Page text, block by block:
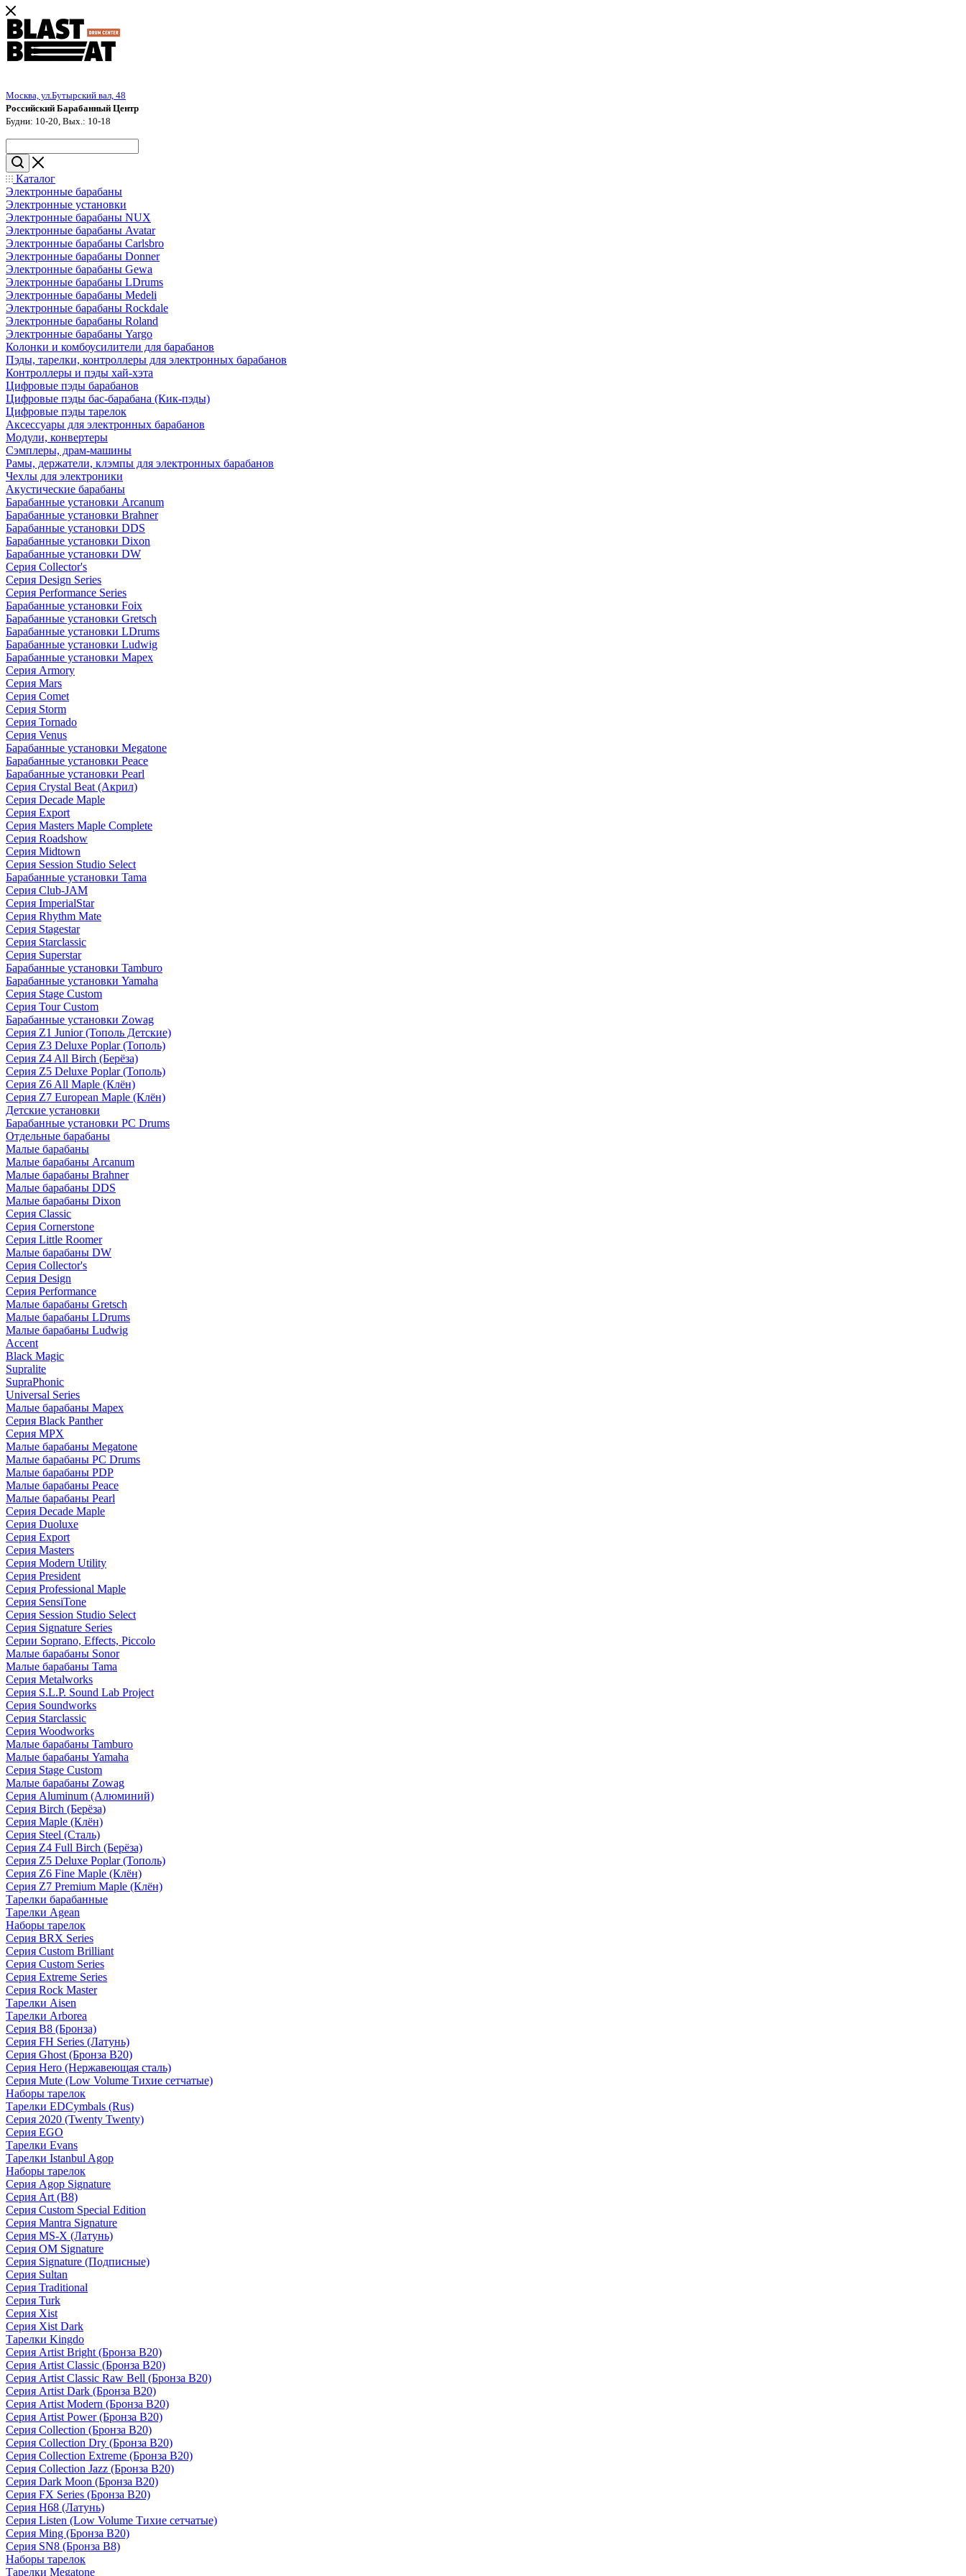
Москва, ул.Бутырский вал, 48
Российский Барабанный Центр
Будни: 10-20, Вых.: 10-18
Каталог
Электронные барабаны
Электронные установки
Электронные барабаны NUX
Электронные барабаны Avatar
Электронные барабаны Carlsbro
Электронные барабаны Donner
Электронные барабаны Gewa
Электронные барабаны LDrums
Электронные барабаны Medeli
Электронные барабаны Rockdale
Электронные барабаны Roland
Электронные барабаны Yargo
Колонки и комбоусилители для барабанов
Пэды, тарелки, контроллеры для электронных барабанов
Контроллеры и пэды хай-хэта
Цифровые пэды барабанов
Цифровые пэды бас-барабана (Кик-пэды)
Цифровые пэды тарелок
Аксессуары для электронных барабанов
Модули, конвертеры
Сэмплеры, драм-машины
Рамы, держатели, клэмпы для электронных барабанов
Чехлы для электроники
Акустические барабаны
Барабанные установки Arcanum
Барабанные установки Brahner
Барабанные установки DDS
Барабанные установки Dixon
Барабанные установки DW
Серия Collector's
Серия Design Series
Серия Performance Series
Барабанные установки Foix
Барабанные установки Gretsch
Барабанные установки LDrums
Барабанные установки Ludwig
Барабанные установки Mapex
Серия Armory
Серия Mars
Серия Comet
Серия Storm
Серия Tornado
Серия Venus
Барабанные установки Megatone
Барабанные установки Peace
Барабанные установки Pearl
Серия Crystal Beat (Акрил)
Серия Decade Maple
Серия Export
Серия Masters Maple Complete
Серия Roadshow
Серия Midtown
Серия Session Studio Select
Барабанные установки Tama
Серия Club-JAM
Серия ImperialStar
Серия Rhythm Mate
Серия Stagestar
Серия Starclassic
Серия Superstar
Барабанные установки Tamburo
Барабанные установки Yamaha
Серия Stage Custom
Серия Tour Custom
Барабанные установки Zowag
Серия Z1 Junior (Тополь Детские)
Серия Z3 Deluxe Poplar (Тополь)
Серия Z4 All Birch (Берёза)
Серия Z5 Deluxe Poplar (Тополь)
Серия Z6 All Maple (Клён)
Серия Z7 European Maple (Клён)
Детские установки
Барабанные установки PC Drums
Отдельные барабаны
Малые барабаны
Малые барабаны Arcanum
Малые барабаны Brahner
Малые барабаны DDS
Малые барабаны Dixon
Серия Classic
Серия Cornerstone
Серия Little Roomer
Малые барабаны DW
Серия Collector's
Серия Design
Серия Performance
Малые барабаны Gretsch
Малые барабаны LDrums
Малые барабаны Ludwig
Accent
Black Magic
Supralite
SupraPhonic
Universal Series
Малые барабаны Mapex
Серия Black Panther
Серия MPX
Малые барабаны Megatone
Малые барабаны PC Drums
Малые барабаны PDP
Малые барабаны Peace
Малые барабаны Pearl
Серия Decade Maple
Серия Duoluxe
Серия Export
Серия Masters
Серия Modern Utility
Серия President
Серия Professional Maple
Серия SensiTone
Серия Session Studio Select
Серия Signature Series
Серии Soprano, Effects, Piccolo
Малые барабаны Sonor
Малые барабаны Tama
Серия Metalworks
Серия S.L.P. Sound Lab Project
Серия Soundworks
Серия Starclassic
Серия Woodworks
Малые барабаны Tamburo
Малые барабаны Yamaha
Серия Stage Custom
Малые барабаны Zowag
Серия Aluminum (Алюминий)
Серия Birch (Берёза)
Серия Maple (Клён)
Серия Steel (Сталь)
Серия Z4 Full Birch (Берёза)
Серия Z5 Deluxe Poplar (Тополь)
Серия Z6 Fine Maple (Клён)
Серия Z7 Premium Maple (Клён)
Тарелки барабанные
Тарелки Agean
Наборы тарелок
Серия BRX Series
Серия Custom Brilliant
Серия Custom Series
Серия Extreme Series
Серия Rock Master
Тарелки Aisen
Тарелки Arborea
Серия B8 (Бронза)
Серия FH Series (Латунь)
Серия Ghost (Бронза B20)
Серия Hero (Нержавеющая сталь)
Серия Mute (Low Volume Тихие сетчатые)
Наборы тарелок
Тарелки EDCymbals (Rus)
Серия 2020 (Twenty Twenty)
Серия EGO
Тарелки Evans
Тарелки Istanbul Agop
Наборы тарелок
Серия Agop Signature
Серия Art (B8)
Серия Custom Special Edition
Серия Mantra Signature
Серия MS-X (Латунь)
Серия OM Signature
Серия Signature (Подписные)
Серия Sultan
Серия Traditional
Серия Turk
Серия Xist
Серия Xist Dark
Тарелки Kingdo
Серия Artist Bright (Бронза B20)
Серия Artist Classic (Бронза B20)
Серия Artist Classic Raw Bell (Бронза B20)
Серия Artist Dark (Бронза B20)
Серия Artist Modern (Бронза B20)
Серия Artist Power (Бронза B20)
Серия Collection (Бронза B20)
Серия Collection Dry (Бронза B20)
Серия Collection Extreme (Бронза B20)
Серия Collection Jazz (Бронза B20)
Серия Dark Moon (Бронза B20)
Серия FX Series (Бронза B20)
Серия H68 (Латунь)
Серия Listen (Low Volume Тихие сетчатые)
Серия Ming (Бронза B20)
Серия SN8 (Бронза B8)
Наборы тарелок
Тарелки Megatone